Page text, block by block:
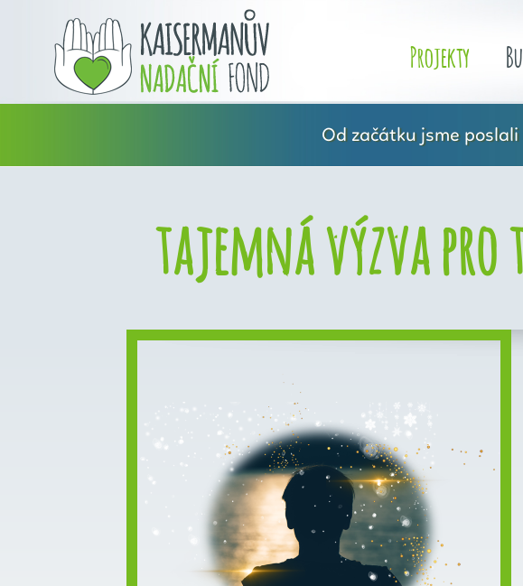
Projekty
Od začátku jsme
tajemná výzva